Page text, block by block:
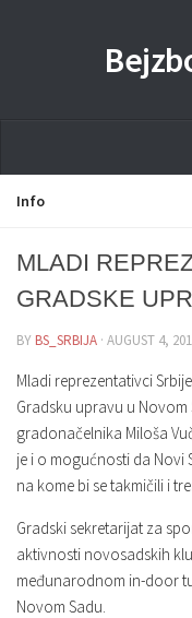
Home
Liga
Kontakti Timova
Javne nabavke
Kontakt
Info
MLADI
GRADSKE
BY BS_SRBIJA · AUGUST 4,
Mladi reprezentativci
Gradsku upravu u
gradonačelnika Miloša
je i o mogućnosti da
na kome bi se takmičili i
Gradski sekretarijat za
aktivnosti novosadskih
međunarodnom in-door
Novom Sadu.